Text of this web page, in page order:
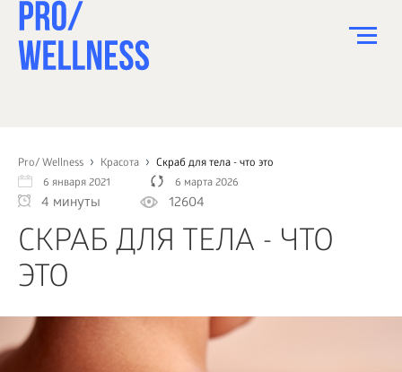
Pro/ Wellness Красота
Скраб для тела - что это
6 января 2021
6 марта 2026
4 минуты 12604
СКРАБ ДЛЯ ТЕЛА - ЧТО
ЭТО
СПОРТ
ЗДОРОВЬЕ
КРАСОТА
ПСИХОЛОГИЯ